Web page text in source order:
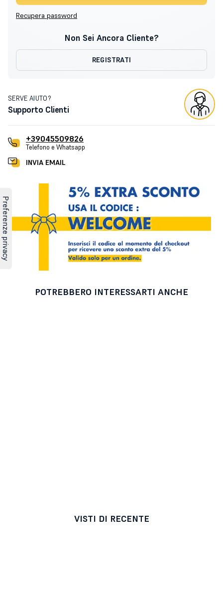
Recupera password
Non Sei Ancora Cliente?
REGISTRATI
SERVE AIUTO?
Supporto Clienti
+39045509826
Telefono e Whatsapp
INVIA EMAIL
POTREBBERO INTERESSARTI ANCHE
VISTI DI RECENTE